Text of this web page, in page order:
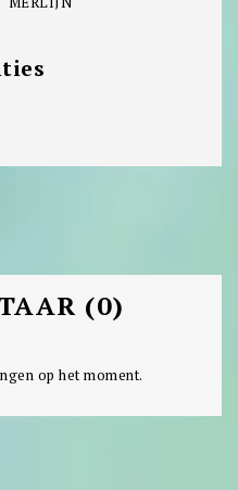
(0)
op het moment.